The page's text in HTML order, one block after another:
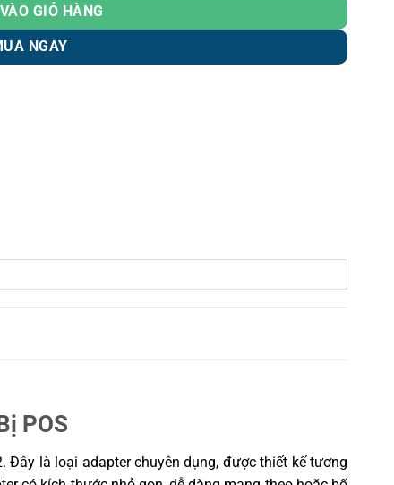
GIỎ HÀNG
NGAY
POS
Đây là loại adapter chuyên dụng, được thiết kế tương